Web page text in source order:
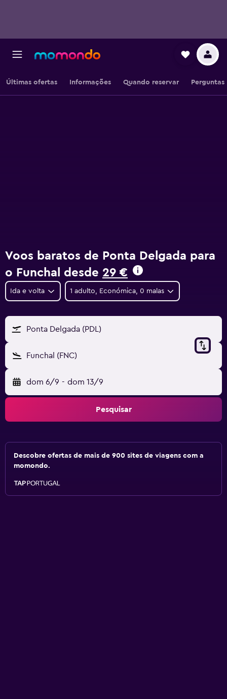
Últimas ofertas Informações Quando reservar Perguntas
Voos baratos de Ponta Delgada para
o Funchal desde 29 €
Ida e volta 1 adulto, Económica, 0 malas
Ponta Delgada (PDL)
Funchal (FNC)
dom 6/9 - dom 13/9
Pesquisar
Descobre ofertas de mais de 900 sites de viagens com a
momondo.